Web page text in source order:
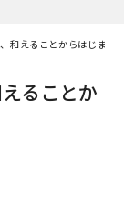
和えることからはじまる
ることか